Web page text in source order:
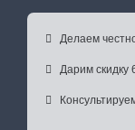
 Делаем
 Дарим скидку
